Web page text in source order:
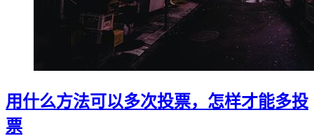
用什么方法可以多次投票，怎样才能多投
票